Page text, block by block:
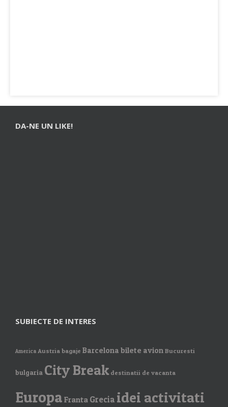
DA-NE UN LIKE!
SUBIECTE DE INTERES
America Austria bagaje Barcelona bilete avion Bucuresti
bulgaria City Break destinatii de vacanta
Europa Franta Grecia idei activitati